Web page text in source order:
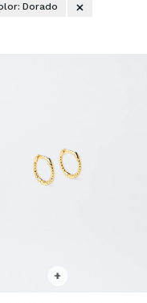
Dorado
+